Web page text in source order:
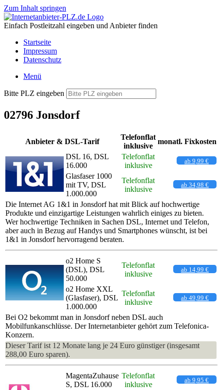
Zum Inhalt springen
Einfach Postleitzahl eingeben und Anbieter finden
Startseite
Impressum
Datenschutz
Menü
Bitte PLZ eingeben
02796 Jonsdorf
Anbieter & DSL-Tarif
Telefonflat
inklusive
monatl. Fixkosten
DSL 16, DSL
16.000
Telefonflat
inklusive
ab 9,99 €
Glasfaser 1000
mit TV, DSL
1.000.000
Telefonflat
inklusive
ab 34,98 €
Die Internet AG 1&1 in Jonsdorf hat mit Blick auf hochwertige
Produkte und einzigartige Leistungen wahrlich einiges zu bieten.
Wer hochwertige Techniken in Sachen DSL, Internet und Telefon,
aber auch in Bezug auf Handys und Smartphones wünscht, ist bei
1&1 in Jonsdorf hervorragend beraten.
o2 Home S
(DSL), DSL
50.000
Telefonflat
inklusive
ab 14,99 €
o2 Home XXL
(Glasfaser), DSL
1.000.000
Telefonflat
inklusive
ab 49,99 €
Bei O2 bekommt man in Jonsdorf neben DSL auch
Mobilfunkanschlüsse. Der Internetanbieter gehört zum Telefonica-
Konzern.
Dieser Tarif ist 12 Monate lang je 24 Euro günstiger (insgesamt
288,00 Euro sparen).
MagentaZuhause
S, DSL 16.000
Telefonflat
inklusive
ab 9,95 €